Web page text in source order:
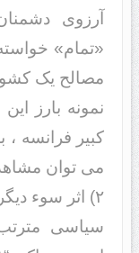
آرزوی
«تمام»
مصالح یک کشور
نمونه بارز
کبیر فرانسه
می توان
۲) اثر سوء
سیاسی